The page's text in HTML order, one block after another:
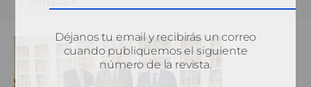
Déjanos tu email y recibirás un correo
cuando publiquemos el siguiente
número de la revista.